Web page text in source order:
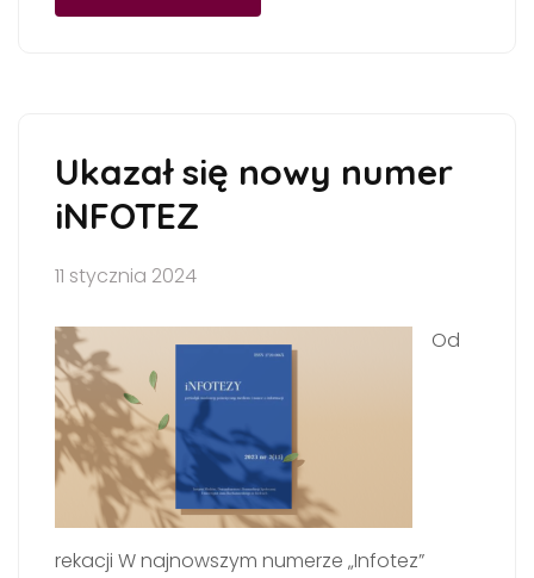
Ukazał się nowy numer
iNFOTEZ
11 stycznia 2024
Od
rekacji W najnowszym numerze „Infotez”